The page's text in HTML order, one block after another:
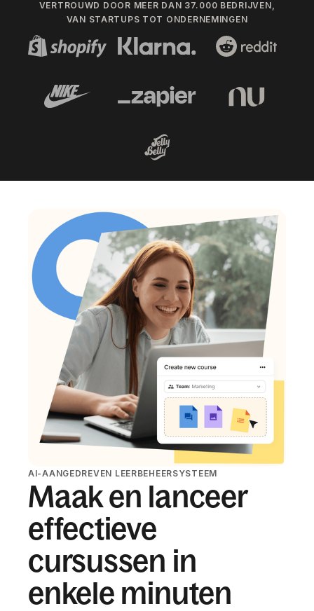
VERTROUWD DOOR MEER DAN 37.000 BEDRIJVEN,
VAN STARTUPS TOT ONDERNEMINGEN
AI-AANGEDREVEN LEERBEHEERSYSTEEM
Maak en lanceer
effectieve
cursussen in
enkele minuten